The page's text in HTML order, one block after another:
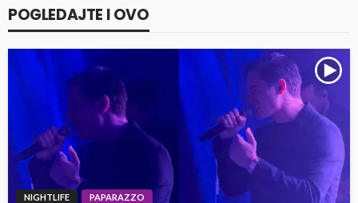
POGLEDAJTE I OVO
NIGHTLIFE PAPARAZZO